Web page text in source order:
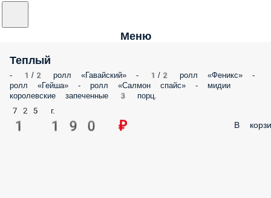
Меню
Теплый
- 1/2 ролл «Гавайский» - 1/2 ролл «Феникс» -
ролл «Гейша» - ролл «Салмон спайс» - мидии
королевские запеченные 3 порц.
725 г.
1 190 ₽ В